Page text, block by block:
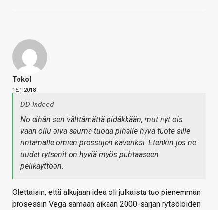
Tokol
15.1.2018
DD-Indeed
No eihän sen välttämättä pidäkkään, mut nyt ois
vaan ollu oiva sauma tuoda pihalle hyvä tuote sille
rintamalle omien prossujen kaveriksi. Etenkin jos ne
uudet rytsenit on hyviä myös puhtaaseen
pelikäyttöön.
Olettaisin, että alkujaan idea oli julkaista tuo pienemmän
prosessin Vega samaan aikaan 2000-sarjan rytsölöiden